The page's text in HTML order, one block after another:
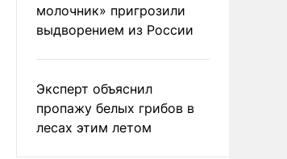
молочник» пригрозили
выдворением из России
Эксперт объяснил
пропажу белых грибов в
лесах этим летом